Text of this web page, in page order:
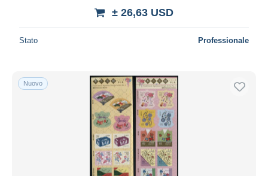
± 26,63 USD
Stato Professionale
Nuovo